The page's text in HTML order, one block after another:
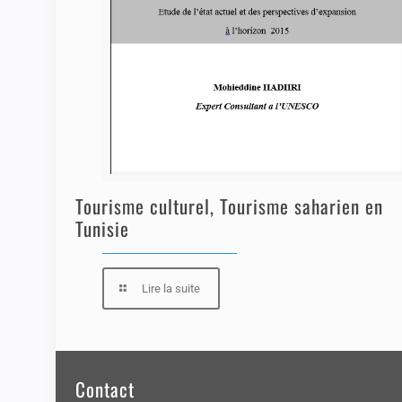
Tourisme culturel, Tourisme saharien en
Tunisie
Lire la suite
Contact